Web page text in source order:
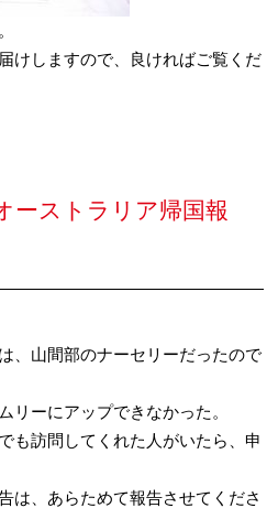
けしますので、良ければご覧くだ
ーストラリア帰国報
、山間部のナーセリーだったので
リーにアップできなかった。
も訪問してくれた人がいたら、申
は、あらためて報告させてくださ